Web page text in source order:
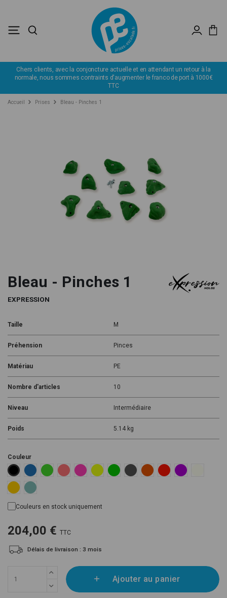
Chers clients, avec la conjoncture actuelle et en attendant un retour à la
normale, nous sommes contraints d'augmenter le franco de port à 1000€
TTC
Accueil Prises Bleau - Pinches 1
Bleau - Pinches 1
EXPRESSION
Taille M
Préhension Pinces
Matériau PE
Nombre d'articles 10
Niveau Intermédiaire
Poids 5.14 kg
Couleur
Black RAL 9005
Blue RAL 5015
Fluoro Green Pantone 802C
Fluoro Orange Pantone 805C
Fluoro Pink Pantone 806C
Fluoro Yellow RAL 1026
Green RAL 6002
Grey RAL 7001
Orange RAL 2004
Red RAL 3020Violet RAL 4008
Yellow Pantone 116C
Blue Mint RAL 6027
Couleurs en stock uniquement
204,00 € TTC
Délais de livraison : 3 mois
Ajouter au panier